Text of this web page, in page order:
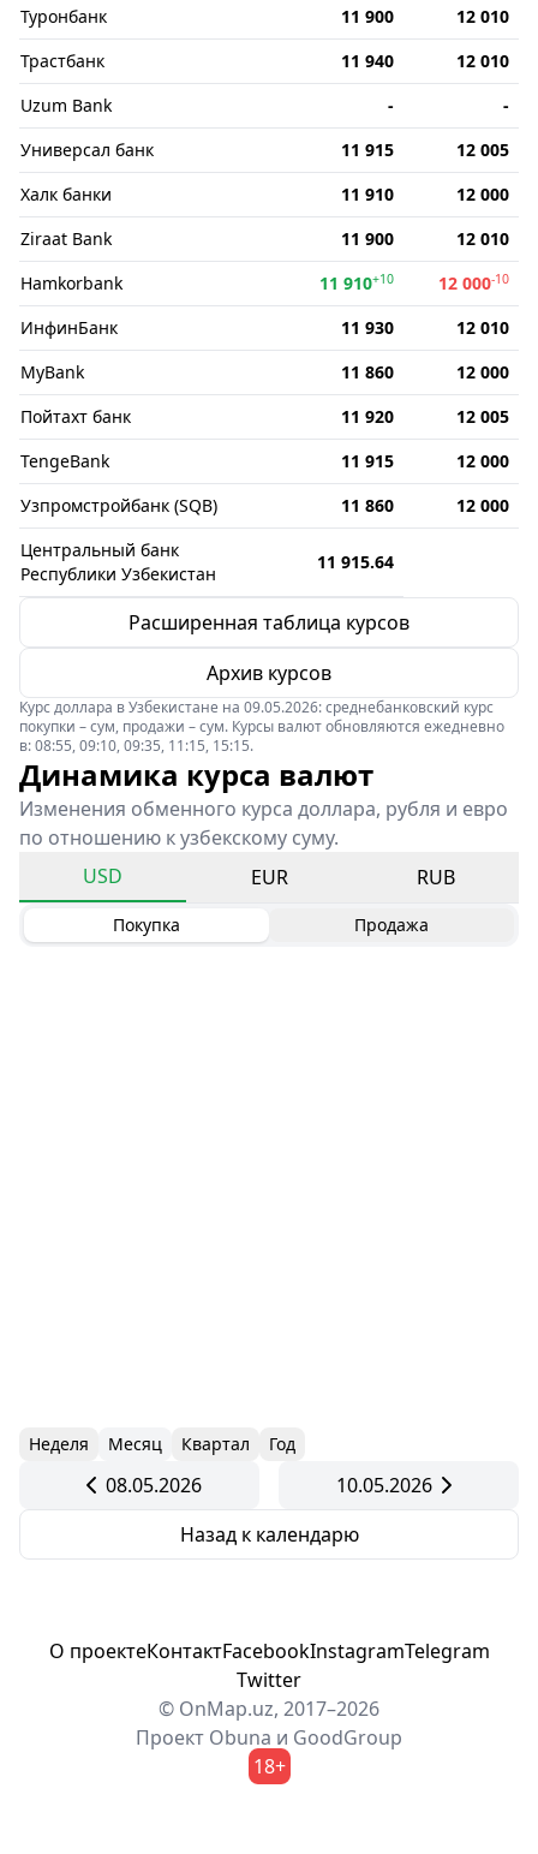
Туронбанк
11 900
12 010
Трастбанк
11 940
12 010
Uzum Bank
-
-
Универсал банк
11 915
12 005
Халк банки
11 910
12 000
Ziraat Bank
11 900
12 010
Hamkorbank
11 910+10 12 000-10
ИнфинБанк 11 930
12 010
MyBank
11 860
12 000
Пойтахт банк
11 920
12 005
TengeBank
11 915
12 000
Узпромстройбанк (SQB)
11 860
12 000
Центральный банк
Республики Узбекистан
11 915.64
Расширенная таблица курсов
Архив курсов
Курс доллара в Узбекистане на 09.05.2026: среднебанковский курс
покупки – сум, продажи – сум. Курсы валют обновляются ежедневно
в: 08:55, 09:10, 09:35, 11:15, 15:15.
Динамика курса валют
Изменения обменного курса доллара, рубля и евро
по отношению к узбекскому суму.
USD
EUR RUB
Покупка Продажа
Неделя Месяц Квартал Год
08.05.2026
10.05.2026
Назад к календарю
О проектеКонтактFacebookInstagramTelegram
Twitter
© OnMap.uz, 2017–2026
Проект Obuna и GoodGroup
18+